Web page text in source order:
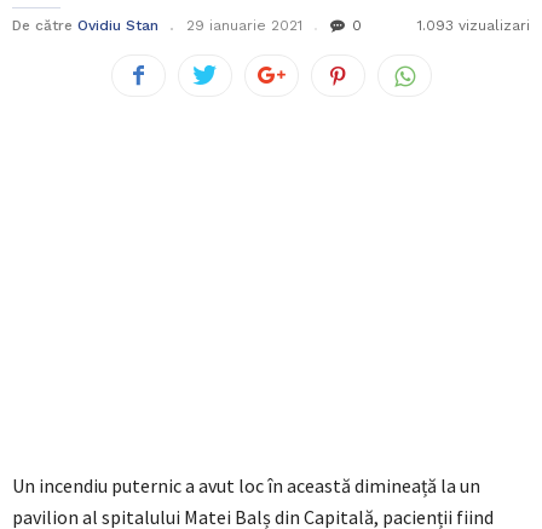
De către Ovidiu Stan 29 ianuarie 2021 0 1.093 vizualizari
Un incendiu puternic a avut loc în această dimineață la un
pavilion al spitalului Matei Balș din Capitală, pacienții fiind